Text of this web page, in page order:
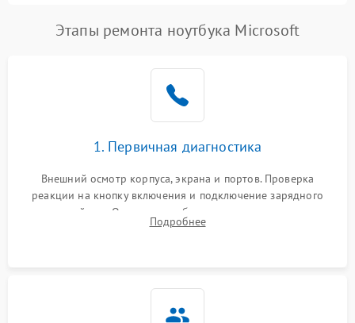
Этапы ремонта ноутбука Microsoft
1. Первичная диагностика
Внешний осмотр корпуса, экрана и портов. Проверка
реакции на кнопку включения и подключение зарядного
устройства. Оценка потребления тока с помощью
лабораторного блока питания для локализации проблемы.
Подробнее